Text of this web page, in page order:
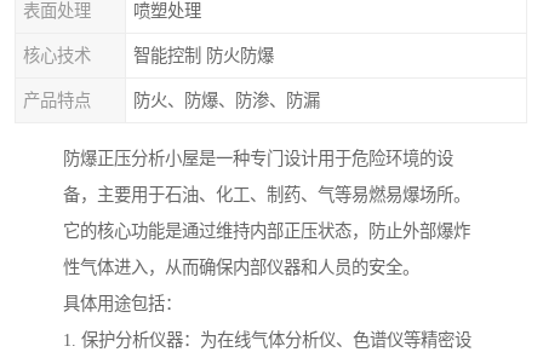
表面处理 喷塑处理
核心技术 智能控制 防火防爆
产品特点 防火、防爆、防渗、防漏
防爆正压分析小屋是一种专门设计用于危险环境的设
备，主要用于石油、化工、制药、气等易燃易爆场所。
它的核心功能是通过维持内部正压状态，防止外部爆炸
性气体进入，从而确保内部仪器和人员的安全。
具体用途包括：
1. 保护分析仪器：为在线气体分析仪、色谱仪等精密设